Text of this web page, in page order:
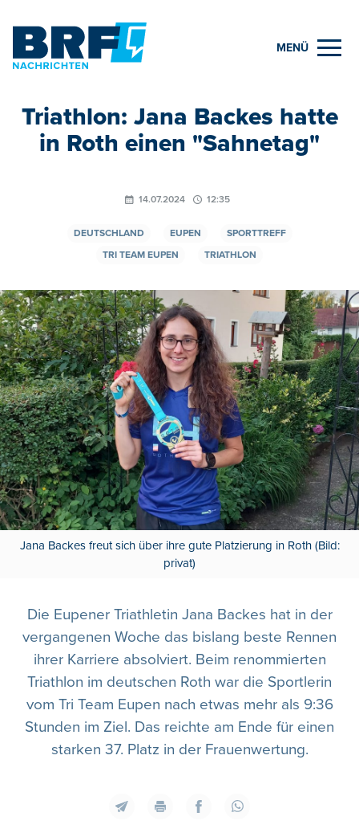
MENÜ
Triathlon: Jana Backes hatte
in Roth einen "Sahnetag"
14.07.2024 12:35
DEUTSCHLAND EUPEN
SPORTTREFF
TRI TEAM EUPEN
TRIATHLON
Jana Backes freut sich über ihre gute Platzierung in Roth (Bild:
privat)
Die Eupener Triathletin Jana Backes hat in der
vergangenen Woche das bislang beste Rennen
ihrer Karriere absolviert. Beim renommierten
Triathlon im deutschen Roth war die Sportlerin
vom Tri Team Eupen nach etwas mehr als 9:36
Stunden im Ziel. Das reichte am Ende für einen
starken 37. Platz in der Frauenwertung.